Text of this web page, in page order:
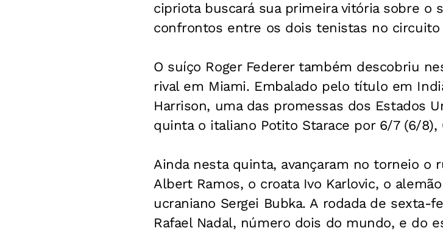
cipriota buscará sua primeira vitória sobre o
confrontos entre os dois tenistas no circuito
O suíço Roger Federer também descobriu
rival em Miami. Embalado pelo título em
Harrison, uma das promessas dos Estados
quinta o italiano Potito Starace por 6/7 (6/8),
Ainda nesta quinta, avançaram no torneio o
Albert Ramos, o croata Ivo Karlovic, o
ucraniano Sergei Bubka. A rodada de sexta-
Rafael Nadal, número dois do mundo, e do